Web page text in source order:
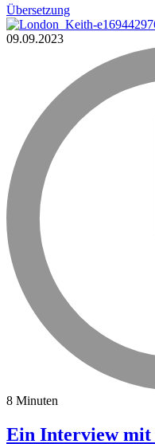
Übersetzung
09.09.2023
8 Minuten
Ein Interview mit